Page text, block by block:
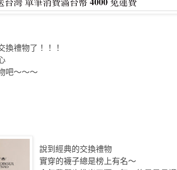
換禮物了！！！
吧～～～
說到經典的交換禮物
實穿的襪子總是榜上有名～